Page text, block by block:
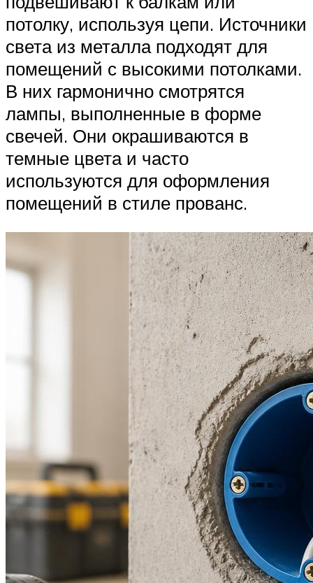
потолку, используя цепи. Источники
света из металла подходят для
помещений с высокими потолками.
В них гармонично смотрятся
лампы, выполненные в форме
свечей. Они окрашиваются в
темные цвета и часто
используются для оформления
помещений в стиле прованс.